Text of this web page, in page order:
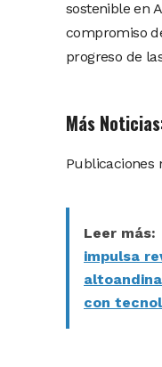
sostenible en
compromiso
progreso de
Más
Publicaciones
Leer más:
impulsa
con